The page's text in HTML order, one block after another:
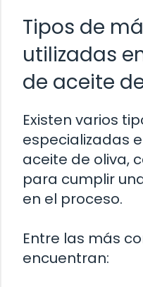
Tipos de
utilizadas
de aceite
Existen varios
especializadas
aceite de oliva,
para cumplir
en el proceso.
Entre las más
encuentran: